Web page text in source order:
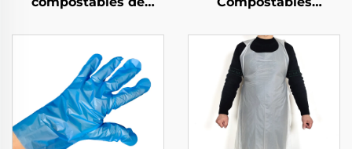
biodegradable y
compostable PLA
PBAT almidón de maíz
Material PLA PBAT de
Almidón de Maíz
Biodegradable &
Compostable